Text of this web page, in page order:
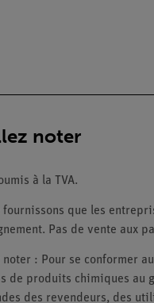
noter
à la TVA.
fournissons que les
Pas de vente aux
: Pour se conformer
de produits chimiques au
des revendeurs, des